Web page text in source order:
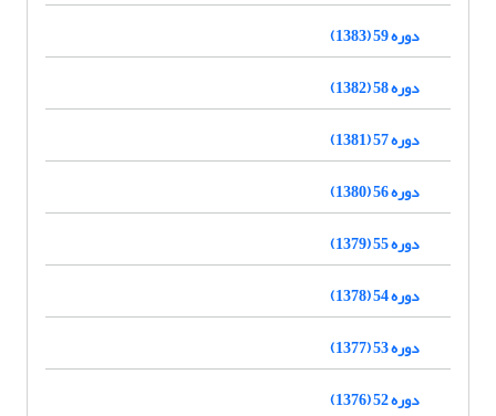
دوره 59 (1383)
دوره 58 (1382)
دوره 57 (1381)
دوره 56 (1380)
دوره 55 (1379)
دوره 54 (1378)
دوره 53 (1377)
دوره 52 (1376)